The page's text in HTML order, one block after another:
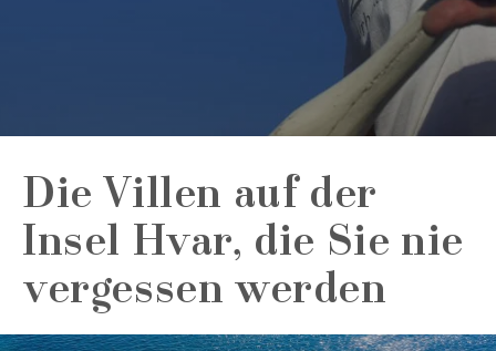
Die Villen auf der
Insel Hvar, die Sie nie
vergessen werden